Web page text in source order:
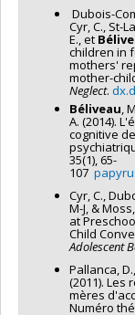
Dubois-
Cyr, C., St-
E., et
children in
mothers'
mother-
Neglect.
Béliveau,
A. (2014).
cognitive
35(1), 65-
107
Cyr, C.,
M-J, &
at
Child
Adolescent
Pallanca, D.,
(2011).
mères
Numéro